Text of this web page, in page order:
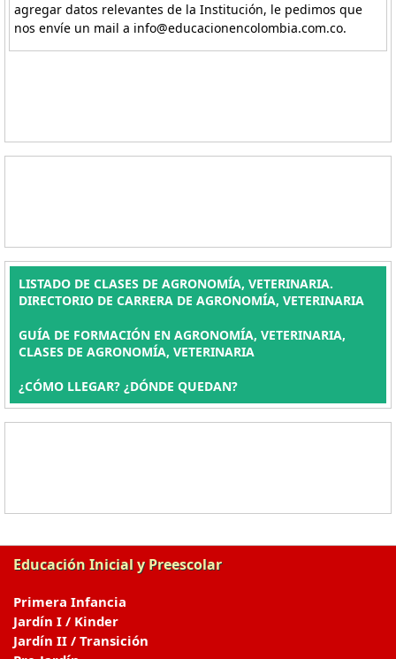
agregar datos relevantes de la Institución, le pedimos que
nos envíe un mail a info@educacionencolombia.com.co.
LISTADO DE CLASES DE AGRONOMÍA, VETERINARIA.
DIRECTORIO DE CARRERA DE AGRONOMÍA, VETERINARIA
GUÍA DE FORMACIÓN EN AGRONOMÍA, VETERINARIA,
CLASES DE AGRONOMÍA, VETERINARIA
¿CÓMO LLEGAR? ¿DÓNDE QUEDAN?
Educación Inicial y Preescolar
Primera Infancia
Jardín I / Kinder
Jardín II / Transición